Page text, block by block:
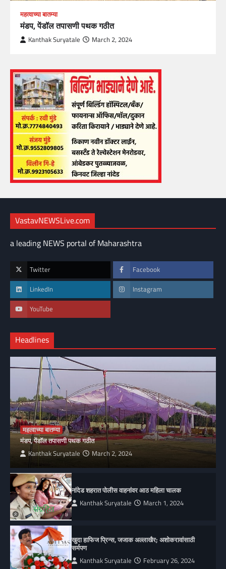
महत्वाच्या बातम्या
मंडप, पेंडॉल तपासणी पथक गठीत
Kanthak Suryatale March 2, 2024
VastavNEWSLive.com
a leading NEWS portal of Maharashtra
Twitter Facebook
LinkedIn Instagram
YouTube
Headlines
महत्वाच्या बातम्या
मंडप, पेंडॉल तपासणी पथक गठीत
Kanthak Suryatale March 2, 2024
नांदेड शहरात पोलीस वाहनांवर आठ महिला चालक
Kanthak Suryatale March 1, 2024
खुदा हाफिज प्रिन्स, जजाक अल्लाखैर; अशोकरावांसाठी
सर्मपण
Kanthak Suryatale February 26, 2024